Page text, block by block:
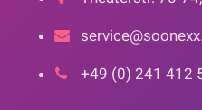
+49 (0) 241 412